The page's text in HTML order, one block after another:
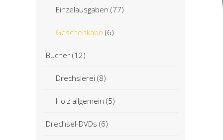
Einzelausgaben (77)
Geschenkabo (6)
Bücher (12)
Drechslerei (8)
Holz allgemein (5)
Drechsel-DVDs (6)